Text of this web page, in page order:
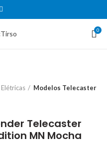
0
Modelos Telecaster
Telecaster
MN Mocha